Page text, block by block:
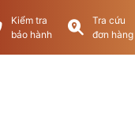
Kiểm tra
bảo hành
Tra cứu
đơn hàng